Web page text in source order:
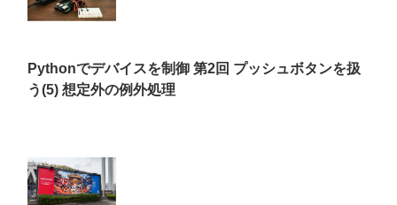
Pythonでデバイスを制御 第2回 プッシュボタンを扱
う(5) 想定外の例外処理